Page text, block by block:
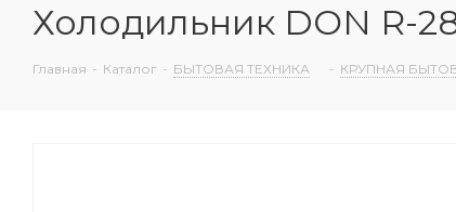
Холодильник DON R-
Главная - Каталог - БЫТОВАЯ ТЕХНИКА - КРУПНАЯ